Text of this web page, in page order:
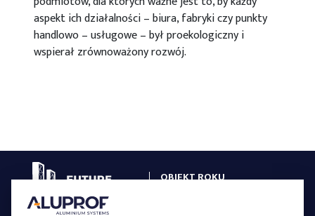
aspekt ich działalności – biura, fabryki czy punkty
handlowo – usługowe – był proekologiczny i
wspierał zrównoważony rozwój.
OBIEKT ROKU